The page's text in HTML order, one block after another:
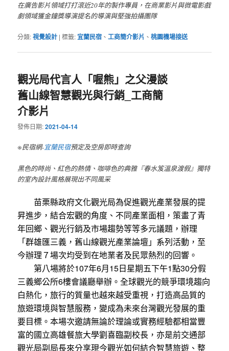
在廣告影片領域打打滾近20年的製作專員，在商業影片與微電影戲
劇領域獲金鐘獎導演提名的導演與堅強拍攝團隊
分類:視覺設計 |標籤:宜蘭民宿 、工商簡介影片 、桃園機場接送
觀光局代言人「喔熊」之父漫談
舊山線智慧觀光與行銷_工商簡
介影片
發佈日期:2021-04-14
※民宿網-宜蘭民宿預定及空房即時查詢
黑色的時尚、紅色的熱情、咖啡色的典雅『春水笈溫泉渡假』獨特
的室內設計風格展現出不同風采
苗栗縣政府文化觀光局為促進觀光產業發展的提
昇進步，結合宏觀的角度、不同產業面相，策畫了青
年回鄉、觀光行銷及市場趨勢等等多元議題，辦理
「群雄匯三義，舊山線觀光產業論壇」系列活動，至
今辦理７場次均受到在地業者及民眾熱烈的回響。
第八場將於107年6月15日星期五下午1點30分假
三義鄉公所6樓會議廳舉辦。全球觀光的競爭環境趨向
白熱化，旅行的質量也越來越受重視，打造高品質的
旅遊環境與智慧服務，變成為未來台灣觀光發展的重
要目標。本場次邀請無論於理論或實務經驗都相當豐
富的國立高雄餐旅大學劉喜臨副校長，亦是前交通部
觀光局副局長來分享現今觀光如何結合智慧旅遊、整